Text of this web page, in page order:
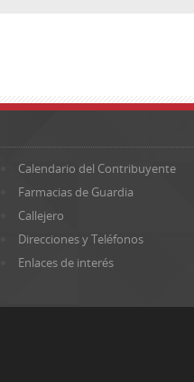
Calendario del Contribuyente
Farmacias de Guardia
Callejero
Direcciones y Teléfonos
Enlaces de interés